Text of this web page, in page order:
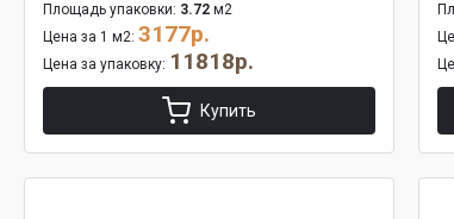
Площадь упаковки: 3.72 м2
Цена за 1 м2: 3177р.
Цена за упаковку: 11818р.
Купить